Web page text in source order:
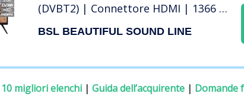
(DVBT2) | Connettore HDMI | 1366 x
768 | Classe di efficienza energetica
BSL BEAUTIFUL SOUND LINE
10 migliori elenchi | Guida dell’acquirente | Domande